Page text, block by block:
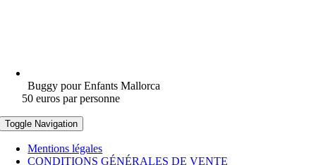
Buggy pour Enfants Mallorca
50 euros par personne
Toggle Navigation
Mentions légales
CONDITIONS GÉNÉRALES DE VENTE